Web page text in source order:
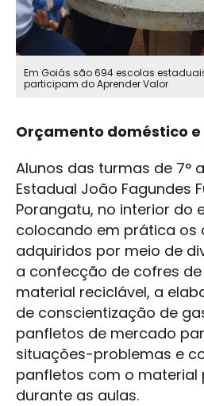
Em Goiás são 694 escolas
participam do Aprender Valor
Orçamento doméstico
Alunos das turmas de 7°
Estadual João Fagundes
Porangatu, no interior do
colocando em prática os
adquiridos por meio de
a confecção de cofres
material reciclável, a
de conscientização de
panfletos de mercado
situações-problemas e
panfletos com o material
durante as aulas.